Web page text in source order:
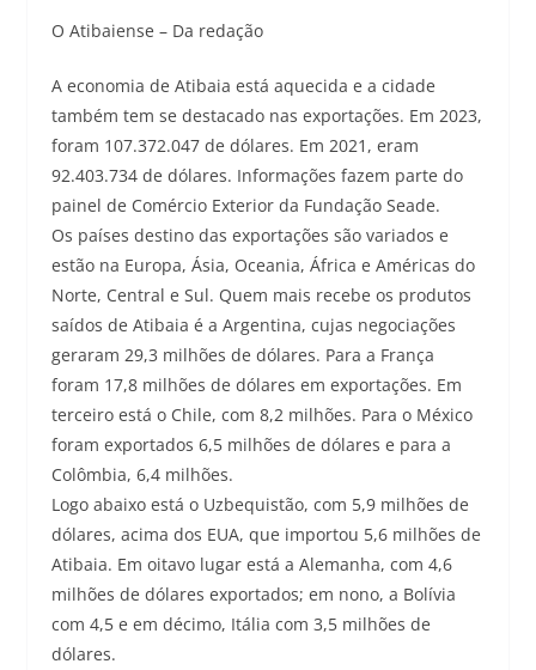
O Atibaiense – Da redação
A economia de Atibaia está aquecida e a cidade
também tem se destacado nas exportações. Em 2023,
foram 107.372.047 de dólares. Em 2021, eram
92.403.734 de dólares. Informações fazem parte do
painel de Comércio Exterior da Fundação Seade.
Os países destino das exportações são variados e
estão na Europa, Ásia, Oceania, África e Américas do
Norte, Central e Sul. Quem mais recebe os produtos
saídos de Atibaia é a Argentina, cujas negociações
geraram 29,3 milhões de dólares. Para a França
foram 17,8 milhões de dólares em exportações. Em
terceiro está o Chile, com 8,2 milhões. Para o México
foram exportados 6,5 milhões de dólares e para a
Colômbia, 6,4 milhões.
Logo abaixo está o Uzbequistão, com 5,9 milhões de
dólares, acima dos EUA, que importou 5,6 milhões de
Atibaia. Em oitavo lugar está a Alemanha, com 4,6
milhões de dólares exportados; em nono, a Bolívia
com 4,5 e em décimo, Itália com 3,5 milhões de
dólares.